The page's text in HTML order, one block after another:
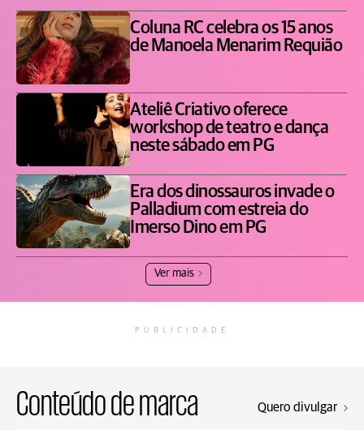
Coluna RC celebra os 15 anos
de Manoela Menarim Requião
Ateliê Criativo oferece
workshop de teatro e dança
neste sábado em PG
Era dos dinossauros invade o
Palladium com estreia do
Imerso Dino em PG
Ver mais
PUBLICIDADE
Conteúdo de marca Quero divulgar